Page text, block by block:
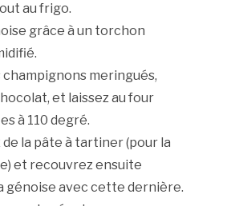
au frigo.
grâce à un torchon
meringués,
et laissez au four
à 110 degré.
la pâte à tartiner (pour la
et recouvrez ensuite
génoise avec cette dernière.